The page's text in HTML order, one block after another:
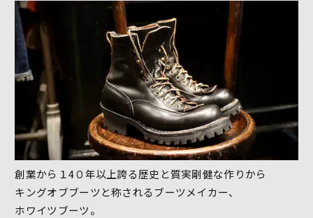
創業から１4０年以上誇る歴史と質実剛健な作りから
キングオブブーツと称されるブーツメイカー、
ホワイツブーツ。